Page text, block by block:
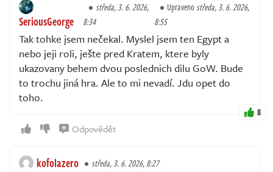
SeriousGeorge
středa, 3. 6. 2026,
8:34
Upravenostředa, 3. 6. 2026,
8:55
Tak tohke jsem nečekal. Myslel jsem ten Egypt a
nebo jeji roli, ješte pred Kratem, ktere byly
ukazovany behem dvou poslednich dilu GoW. Bude
to trochu jiná hra. Ale to mi nevadí. Jdu opet do
toho.
8
Odpovědět
kofolazero středa, 3. 6. 2026, 8:27